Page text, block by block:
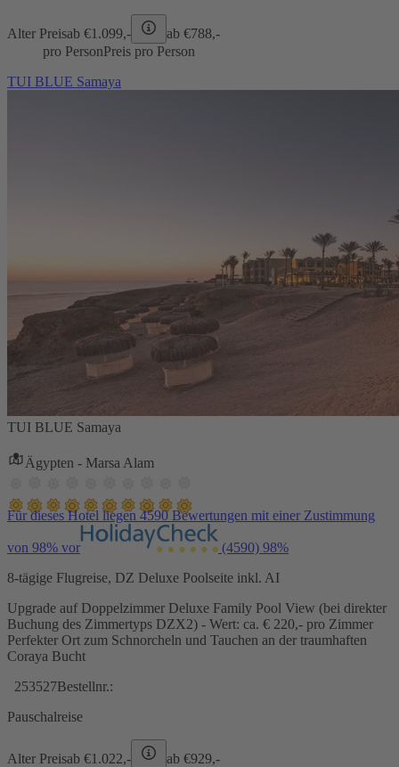
Alter Preisab €1.099,- ab €788,-
pro PersonPreis pro Person
TUI BLUE Samaya
TUI BLUE Samaya
Ägypten - Marsa Alam
Für dieses Hotel liegen 4590 Bewertungen mit einer Zustimmung
von 98% vor (4590) 98%
8-tägige Flugreise, DZ Deluxe Poolseite inkl. AI
Upgrade auf Doppelzimmer Deluxe Family Pool View (bei direkter
Buchung des Zimmertyps DZX2) - Wert: ca. € 220,- pro Zimmer
Perfekter Ort zum Schnorcheln und Tauchen an der traumhaften
Coraya Bucht
253527Bestellnr.:
Pauschalreise
Alter Preisab €1.022,- ab €929,-